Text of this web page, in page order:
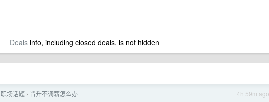
Dealsinfo, including closed deals, is not hidden
4h 59m ago
职场话题 › 晋升不调薪怎么办